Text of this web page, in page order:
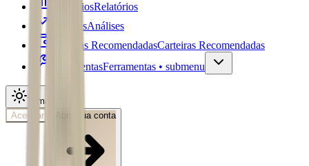
RelatóriosRelatórios
AnálisesAnálises
Carteiras RecomendadasCarteiras Recomendadas
FerramentasFerramentas • submenu
Tema
Acessar
Abra sua conta